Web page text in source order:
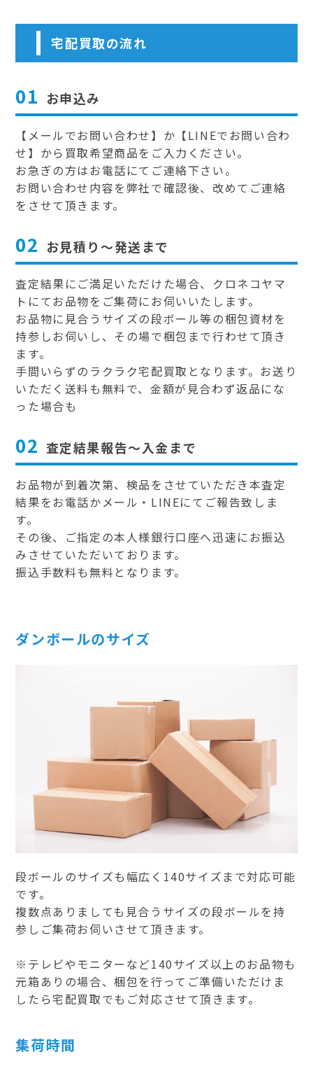
宅配買取の流れ
01 お申込み
【メールでお問い合わせ】か【LINEでお問い合わ
せ】から買取希望商品をご入力ください。
お急ぎの方はお電話にてご連絡下さい。
お問い合わせ内容を弊社で確認後、改めてご連絡
をさせて頂きます。
02 お見積り～発送まで
査定結果にご満足いただけた場合、クロネコヤマ
トにてお品物をご集荷にお伺いいたします。
お品物に見合うサイズの段ボール等の梱包資材を
持参しお伺いし、その場で梱包まで行わせて頂き
ます。
手間いらずのラクラク宅配買取となります。お送り
いただく送料も無料で、金額が見合わず返品にな
った場合も
02 査定結果報告～入金まで
お品物が到着次第、検品をさせていただき本査定
結果をお電話かメール・LINEにてご報告致しま
す。
その後、ご指定の本人様銀行口座へ迅速にお振込
みさせていただいております。
振込手数料も無料となります。
ダンボールのサイズ
段ボールのサイズも幅広く140サイズまで対応可能
です。
複数点ありましても見合うサイズの段ボールを持
参しご集荷お伺いさせて頂きます。
※テレビやモニターなど140サイズ以上のお品物も
元箱ありの場合、梱包を行ってご準備いただけま
したら宅配買取でもご対応させて頂きます。
集荷時間